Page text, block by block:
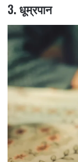
3. धूम्रपान